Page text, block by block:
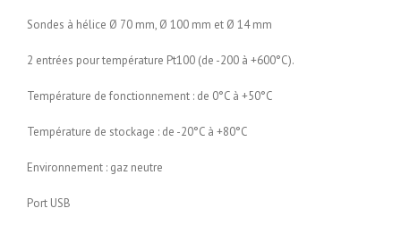
Sondes à hélice Ø 70 mm, Ø 100 mm et Ø 14 mm
2 entrées pour température Pt100 (de -200 à +600°C).
Température de fonctionnement : de 0°C à +50°C
Température de stockage : de -20°C à +80°C
Environnement : gaz neutre
Port USB